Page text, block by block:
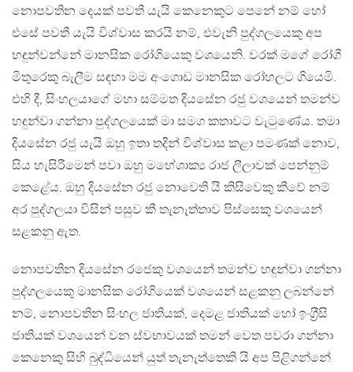
නොපවතින දෙයක් පවතී යැයි කෙනෙකුට පෙනේ නම් හෝ
එසේ පවතී යැයි විශ්වාස කරයි නම්, එවැනි පුද්ගලයෙකු අප
හඳුන්වන්නේ මානසික රෝගියෙකු වශයෙනි. වරක් මගේ රෝගී
මිතුරෙකු බැලීම සඳහා මම අංගොඩ මානසික රෝහලට ගියෙමි.
එහි දී, සිංහලයාගේ මහා සම්මත දියසේන රජු වශයෙන් තමන්ව
හඳුන්වා ගන්නා පුද්ගලයෙක් මා සමග කතාවට වැටුණේය. තමා
දියසේන රජු යැයි ඔහු ඉතා තදින් විශ්වාස කළා පමණක් නොව,
සිය හැසිරීමෙන් පවා ඔහු මහේශාක්‍ය රාජ ලීලාවක් පෙන්නුම්
කෙළේය. ඔහු දියසේන රජු නොවෙති යි කිසිවෙකු කීවේ නම්
අර පුද්ගලයා විසින් පසුව කී තැනැත්තාව පිස්සෙකු වශයෙන්
සළකනු ඇත.
නොපවතින දියසේන රජෙකු වශයෙන් තමන්ව හඳුන්වා ගන්නා
පුද්ගලයෙකු මානසික රෝගියෙක් වශයෙන් සළකනු ලබන්නේ
නම්, නොපවතින සිංහල ජාතියක්, දෙමළ ජාතියක් හෝ ඉංග‍්‍රීසි
ජාතියක් වශයෙන් වන ස්වභාවයක් තමන් වෙත පවරා ගන්නා
කෙනෙකු සිහි බුද්ධියෙන් යුත් තැනැත්තෙකි යි අප පිළිගන්නේ